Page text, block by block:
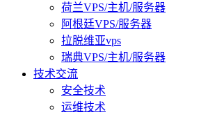
荷兰VPS/主机/服务器
阿根廷VPS/服务器
拉脱维亚vps
瑞典VPS/主机/服务器
技术交流
安全技术
运维技术